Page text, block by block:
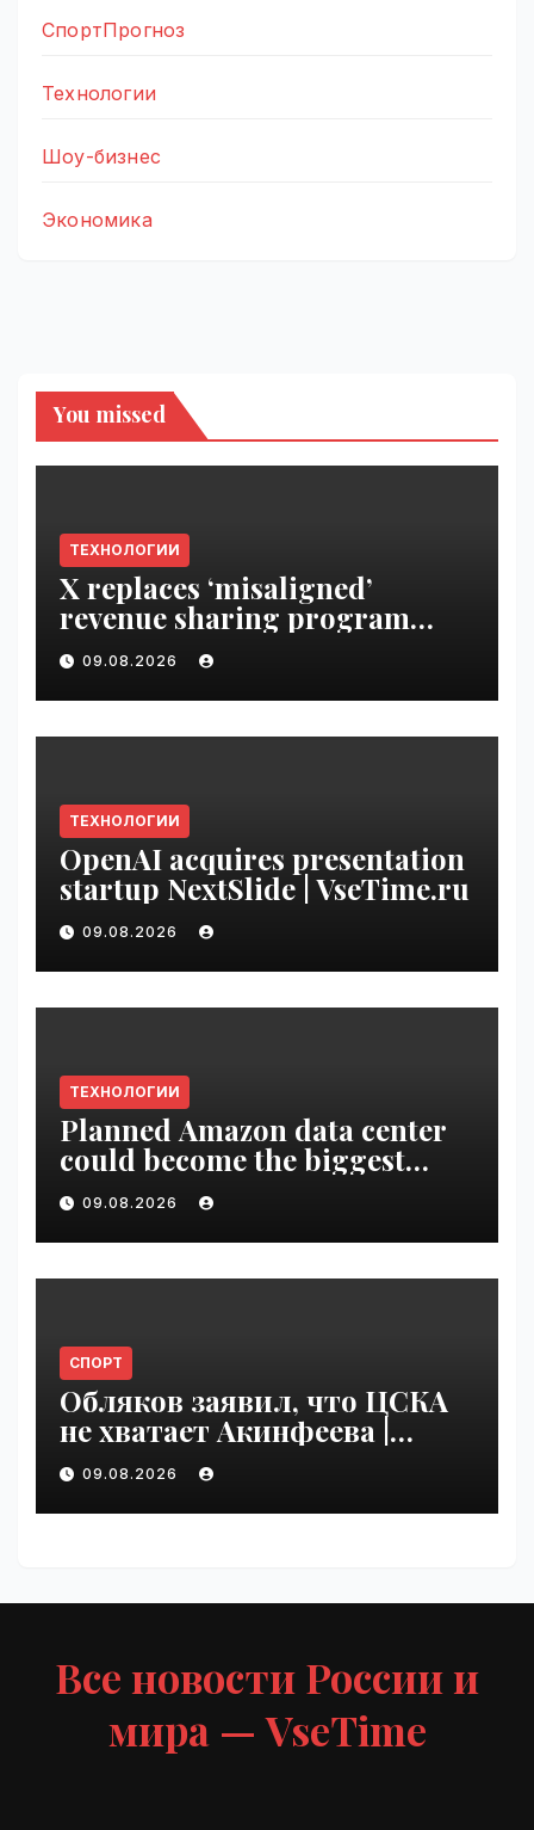
СпортПрогноз
Технологии
Шоу-бизнес
Экономика
You missed
ТЕХНОЛОГИИ
X replaces ‘misaligned’
revenue sharing program
with Original Content
Rewards | VseTime.ru
09.08.2026
ТЕХНОЛОГИИ
OpenAI acquires presentation
startup NextSlide | VseTime.ru
09.08.2026
ТЕХНОЛОГИИ
Planned Amazon data center
could become the biggest
climate polluter in the U.S. |
VseTime.ru
09.08.2026
СПОРТ
Обляков заявил, что ЦСКА
не хватает Акинфеева |
VseTime.ru
09.08.2026
Все новости России и
мира — VseTime